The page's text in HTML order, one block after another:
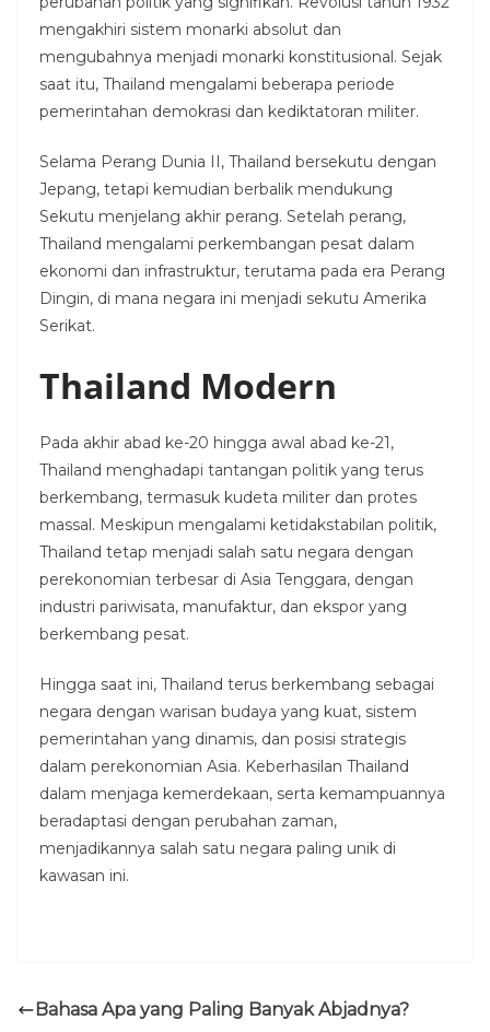
mengakhiri sistem monarki absolut dan
mengubahnya menjadi monarki konstitusional. Sejak
saat itu, Thailand mengalami beberapa periode
pemerintahan demokrasi dan kediktatoran militer.
Selama Perang Dunia II, Thailand bersekutu dengan
Jepang, tetapi kemudian berbalik mendukung
Sekutu menjelang akhir perang. Setelah perang,
Thailand mengalami perkembangan pesat dalam
ekonomi dan infrastruktur, terutama pada era Perang
Dingin, di mana negara ini menjadi sekutu Amerika
Serikat.
Thailand Modern
Pada akhir abad ke-20 hingga awal abad ke-21,
Thailand menghadapi tantangan politik yang terus
berkembang, termasuk kudeta militer dan protes
massal. Meskipun mengalami ketidakstabilan politik,
Thailand tetap menjadi salah satu negara dengan
perekonomian terbesar di Asia Tenggara, dengan
industri pariwisata, manufaktur, dan ekspor yang
berkembang pesat.
Hingga saat ini, Thailand terus berkembang sebagai
negara dengan warisan budaya yang kuat, sistem
pemerintahan yang dinamis, dan posisi strategis
dalam perekonomian Asia. Keberhasilan Thailand
dalam menjaga kemerdekaan, serta kemampuannya
beradaptasi dengan perubahan zaman,
menjadikannya salah satu negara paling unik di
kawasan ini.
Bahasa Apa yang Paling Banyak Abjadnya?